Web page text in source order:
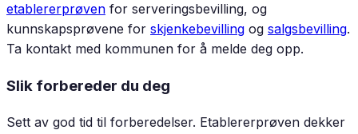
etablererprøven for serveringsbevilling, og
kunnskapsprøvene for skjenkebevilling og salgsbevilling.
Ta kontakt med kommunen for å melde deg opp.
Slik forbereder du deg
Sett av god tid til forberedelser. Etablererprøven dekker